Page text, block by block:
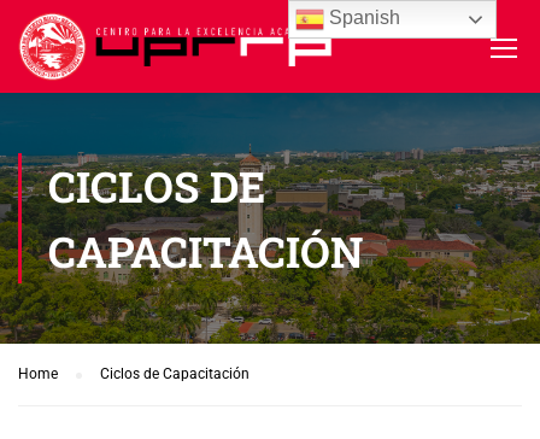
CICLOS DE
CAPACITACIÓN
Home Ciclos de Capacitación
Spanish